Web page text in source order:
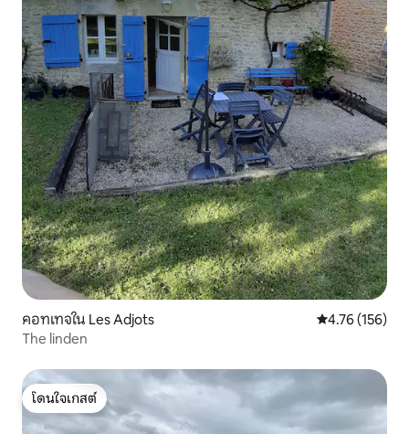
คอทเทจใน Les Adjots คะแนนเฉลี่ย
4.76 (156)
The linden
โดนใจเกสต์
โดนใจเกสต์